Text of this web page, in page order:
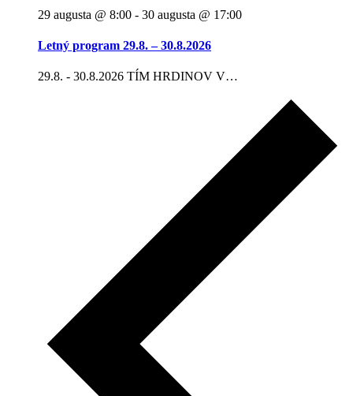
29 augusta @ 8:00 - 30 augusta @ 17:00
Letný program 29.8. – 30.8.2026
29.8. - 30.8.2026 TÍM HRDINOV V…